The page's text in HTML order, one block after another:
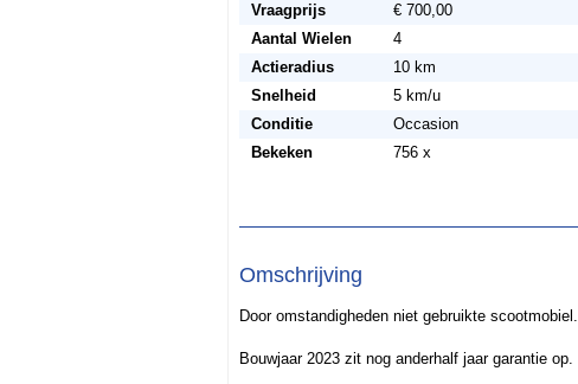
Vraagprijs
€ 700,00
Aantal Wielen
4
Actieradius
10 km
Snelheid
5 km/u
Conditie
Occasion
Bekeken
756 x
Omschrijving
Door omstandigheden niet gebruikte scootmobiel.
Bouwjaar 2023 zit nog anderhalf jaar garantie op.